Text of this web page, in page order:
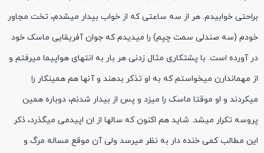
براحتی خوابیدم. هر از سه ساعتی که از خواب بیدار میشدم، تخت مجاور
خودم (سه صندلی سمت چپم) را میدیدم که جوان آفریقایی ماسک خود
در آورده است. با پشتکاری مثال زدنی هر بار به انتهای هواپیما میرفتم و
از مهماندارن میخواستم که به او تذکر بدهند و آنها هم همینکار را
میکردند و او موقتا ماسک را میزد و پس از بیدار شدنم، دوباره همین
پروسه تکرار میشد. شاید هم اکنون که سالها از ان اپیدمی میگذرد، ذکر
این مطالب کمی خنده دار به نظر میرسد ولی آن موقع مساله مرگ و